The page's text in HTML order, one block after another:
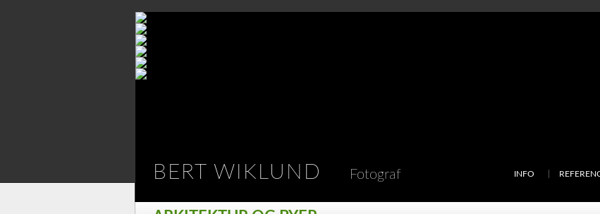
BERT WIKLUND Fotograf INFO